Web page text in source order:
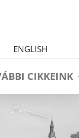
ENGLISH
CIKKEINK